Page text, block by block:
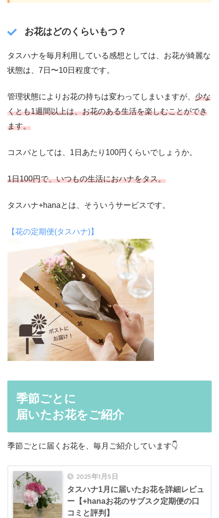
お花はどのくらいもつ？
タスハナを毎月利用している感想としては、お花が綺麗な
状態は、7日〜10日程度です。
管理状態によりお花の持ちは変わってしまいますが、 少な
くとも1週間以上は、お花のある生活を楽しむことができ
ます。
コスパとしては、1日あたり100円くらいでしょうか。
1日100円で、いつもの生活におハナをタス。
タスハナ+hanaとは、そういうサービスです。
【花の定期便(タスハナ)】
季節ごとに
届いたお花をご紹介
季節ごとに届くお花を、毎月ご紹介しています👇
2025年1月5日
タスハナ1月に届いたお花を詳細レビュ
ー【+hanaお花のサブスク定期便の口
コミと評判】